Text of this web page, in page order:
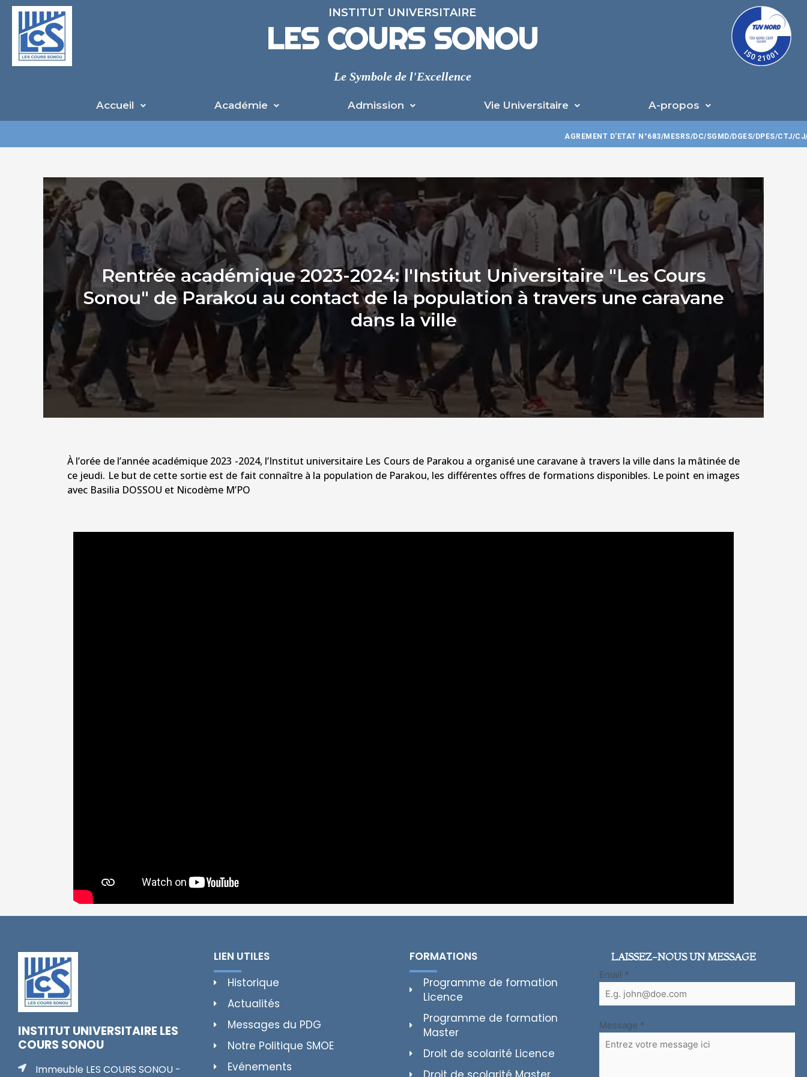
Aller
contenu
INSTITUT UNIVERSITAIRE
LES COURS SONOU
Le Symbole de l'Excellence
Accueil Académie Admission Vie Universitaire A-propos
AGREMENT D'ETAT N°683/MESRS/DC/SGMD/DGES/DPES/CTJ/CJ/SA/
Rentrée académique 2023-2024: l'Institut Universitaire "Les Cours
Sonou" de Parakou au contact de la population à travers une caravane
dans la ville
À l’orée de l’année académique 2023 -2024, l’Institut universitaire Les Cours de Parakou a organisé une caravane à travers la ville dans la mâtinée de
ce jeudi. Le but de cette sortie est de fait connaître à la population de Parakou, les différentes offres de formations disponibles. Le point en images
avec Basilia DOSSOU et Nicodème M’PO
INSTITUT UNIVERSITAIRE LES
COURS SONOU
Immeuble LES COURS SONOU -
LIEN UTILES
Historique
Actualités
Messages du PDG
Notre Politique SMOE
Evénements
FORMATIONS
Programme de formation
Licence
Programme de formation
Master
Droit de scolarité Licence
LAISSEZ-NOUS UN MESSAGE
Email *
Message *